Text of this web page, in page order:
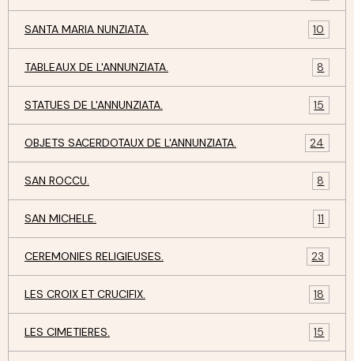
SANTA MARIA NUNZIATA. 10
TABLEAUX DE L'ANNUNZIATA. 8
STATUES DE L'ANNUNZIATA. 15
OBJETS SACERDOTAUX DE L'ANNUNZIATA. 24
SAN ROCCU. 8
SAN MICHELE. 11
CEREMONIES RELIGIEUSES. 23
LES CROIX ET CRUCIFIX. 18
LES CIMETIERES. 15